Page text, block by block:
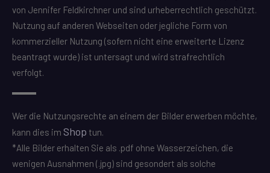
von Jennifer Feldkirchner und sind urheberrechtlich geschützt.
Nutzung auf anderen Webseiten oder jegliche Form von
kommerzieller Nutzung (sofern nicht eine erweiterte Lizenz
beantragt wurde) ist untersagt und wird strafrechtlich
verfolgt.
Wer die Nutzungsrechte an einem der Bilder erwerben möchte,
kann dies im Shop tun.
*Alle Bilder erhalten Sie als .pdf ohne Wasserzeichen, die
wenigen Ausnahmen (.jpg) sind gesondert als solche